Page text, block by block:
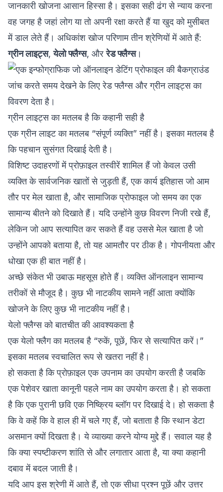
जानकारी खोजना आसान हिस्सा है। इसका सही ढंग से न्याय करना
वह जगह है जहां लोग या तो अपनी रक्षा करते हैं या खुद को मुसीबत
में डाल लेते हैं। अधिकांश खोज परिणाम तीन श्रेणियों में आते हैं:
ग्रीन लाइट्स,येलो फ्लैग्स, औररेड फ्लैग्स।
ग्रीन लाइट्स का मतलब है कि कहानी सही है
एक ग्रीन लाइट का मतलब “संपूर्ण व्यक्ति” नहीं है। इसका मतलब है
कि पहचान सुसंगत दिखाई देती है।
विशिष्ट उदाहरणों में प्रोफ़ाइल तस्वीरें शामिल हैं जो केवल उसी
व्यक्ति के सार्वजनिक खातों से जुड़ती हैं, एक कार्य इतिहास जो आम
तौर पर मेल खाता है, और सामाजिक प्रोफाइल जो समय का एक
सामान्य बीतने को दिखाते हैं। यदि उन्होंने कुछ विवरण निजी रखे हैं,
लेकिन जो आप सत्यापित कर सकते हैं वह उससे मेल खाता है जो
उन्होंने आपको बताया है, तो यह आमतौर पर ठीक है। गोपनीयता और
धोखा एक ही बात नहीं है।
अच्छे संकेत भी उबाऊ महसूस होते हैं। व्यक्ति ऑनलाइन सामान्य
तरीकों से मौजूद है। कुछ भी नाटकीय सामने नहीं आता क्योंकि
खोजने के लिए कुछ भी नाटकीय नहीं है।
येलो फ्लैग्स को बातचीत की आवश्यकता है
एक येलो फ्लैग का मतलब है “रुकें, पूछें, फिर से सत्यापित करें।”
इसका मतलब स्वचालित रूप से खतरा नहीं है।
हो सकता है कि प्रोफ़ाइल एक उपनाम का उपयोग करती है जबकि
एक पेशेवर खाता कानूनी पहले नाम का उपयोग करता है। हो सकता
है कि एक पुरानी छवि एक निष्क्रिय ब्लॉग पर दिखाई दे। हो सकता है
कि वे कहें कि वे हाल ही में चले गए हैं, जो बताता है कि स्थान डेटा
असमान क्यों दिखता है। ये व्याख्या करने योग्य मुद्दे हैं। सवाल यह है
कि क्या स्पष्टीकरण शांति से और लगातार आता है, या क्या कहानी
दबाव में बदल जाती है।
यदि आप इस श्रेणी में आते हैं, तो एक सीधा प्रश्न पूछें और उत्तर